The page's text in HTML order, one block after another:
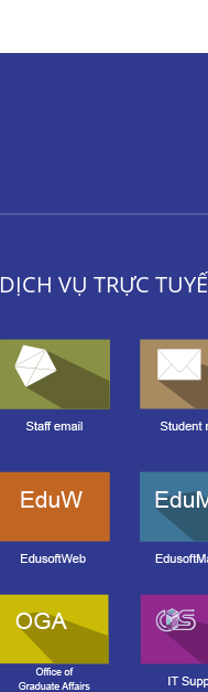
DỊCH VỤ TRỰC